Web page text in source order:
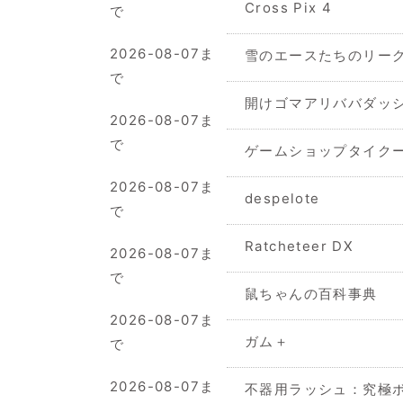
で
2026-08-07ま
で
2026-08-07ま
で
2026-08-07ま
で
2026-08-07ま
で
Cross Pix 4
2026-08-07ま
で
雪のエースたちのリー
2026-08-07ま
開けゴマアリババダッ
ゲームショップタイク
despelote
Ratcheteer DX
鼠ちゃんの百科事典
ガム＋
不器用ラッシュ：究極